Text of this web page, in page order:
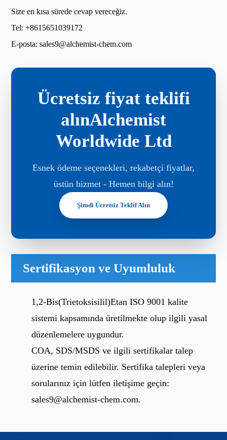
Size en kısa sürede cevap vereceğiz.
Tel:+8615651039172
E-posta:sales9@alchemist-chem.com
Ücretsiz fiyat teklifi
alınAlchemist
Worldwide Ltd
Esnek ödeme seçenekleri, rekabetçi fiyatlar,
üstün hizmet - Hemen bilgi alın!
Şimdi Ücretsiz Teklif Alın
Sertifikasyon ve Uyumluluk
1,2-Bis(Trietoksisilil)Etan ISO 9001 kalite
sistemi kapsamında üretilmekte olup ilgili yasal
düzenlemelere uygundur.
COA, SDS/MSDS ve ilgili sertifikalar talep
üzerine temin edilebilir. Sertifika talepleri veya
sorularınız için lütfen iletişime geçin:
sales9@alchemist-chem.com.